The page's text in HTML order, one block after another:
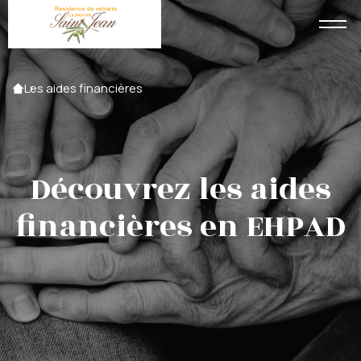
Accueil
Les aides financières
Découvrez les aides
financières en EHPAD